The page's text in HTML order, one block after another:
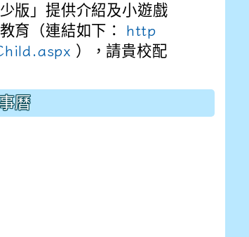
版」提供介紹及小遊戲
育（連結如下：
http
），請貴校配
曆